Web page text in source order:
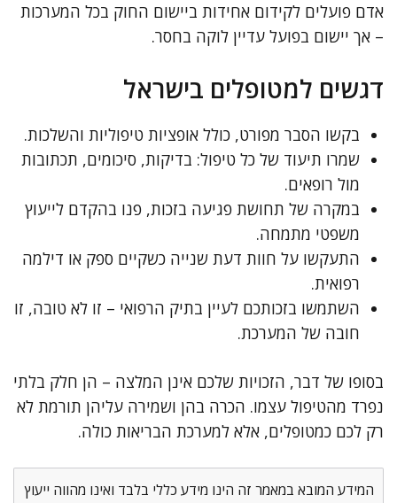
אדם פועלים לקידום אחידות ביישום החוק בכל המערכות
– אך יישום בפועל עדיין לוקה בחסר.
דגשים למטופלים בישראל
בקשו הסבר מפורט, כולל אופציות טיפוליות והשלכות.
שמרו תיעוד של כל טיפול: בדיקות, סיכומים, תכתובות
מול רופאים.
במקרה של תחושת פגיעה בזכות, פנו בהקדם לייעוץ
משפטי מתמחה.
התעקשו על חוות דעת שנייה כשקיים ספק או דילמה
רפואית.
השתמשו בזכותכם לעיין בתיק הרפואי – זו לא טובה, זו
חובה של המערכת.
בסופו של דבר, הזכויות שלכם אינן המלצה – הן חלק בלתי
נפרד מהטיפול עצמו. הכרה בהן ושמירה עליהן תורמת לא
רק לכם כמטופלים, אלא למערכת הבריאות כולה.
המידע המובא במאמר זה הינו מידע כללי בלבד ואינו מהווה ייעוץ